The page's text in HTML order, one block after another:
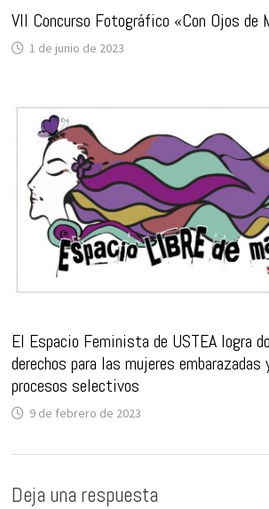
VII Concurso Fotográfico «Con Ojos de
1 de junio de 2023
El Espacio Feminista de USTEA logra
derechos para las mujeres
procesos selectivos
9 de febrero de 2023
Deja una respuesta